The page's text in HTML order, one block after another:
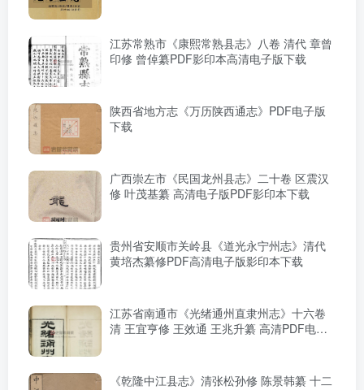
江苏常熟市《康熙常熟县志》八卷 清代 章曾
印修 曾倬纂PDF影印本高清电子版下载
陕西省地方志《万历陕西通志》PDF电子版
下载
广西崇左市《民国龙州县志》二十卷 区震汉
修 叶茂基纂 高清电子版PDF影印本下载
贵州省安顺市关岭县《道光永宁州志》清代
黄培杰纂修PDF高清电子版影印本下载
江苏省南通市《光绪通州直隶州志》十六卷
清 王宜亨修 王效通 王兆升纂 高清PDF电子
《乾隆中江县志》清张松孙修 陈景韩纂 十二